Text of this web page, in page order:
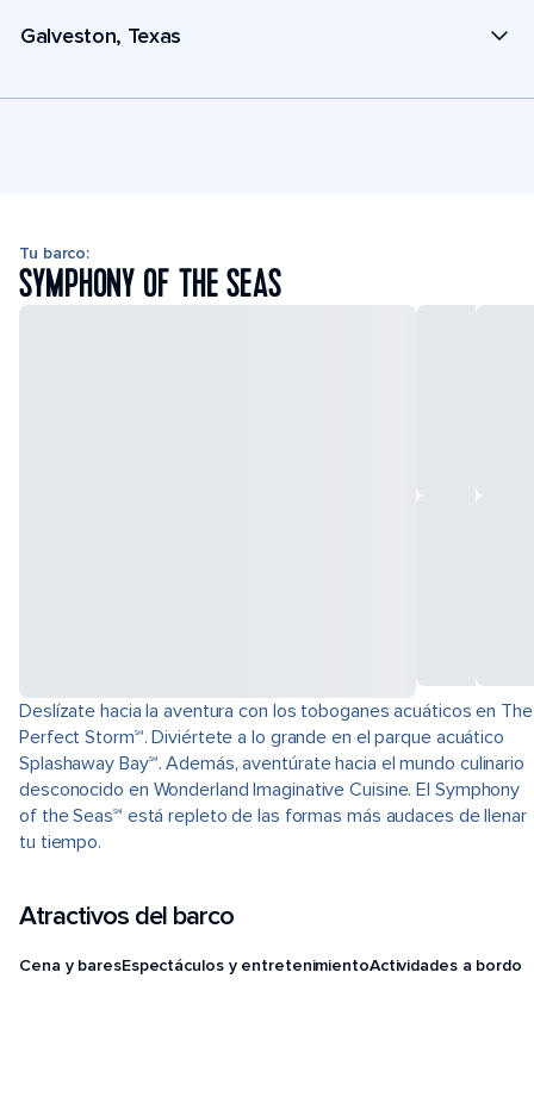
Galveston, Texas
Tu barco:
SYMPHONY OF THE SEAS
Deslízate hacia la aventura con los toboganes acuáticos en The
Perfect Storm℠. Diviértete a lo grande en el parque acuático
Splashaway Bay℠. Además, aventúrate hacia el mundo culinario
desconocido en Wonderland Imaginative Cuisine. El Symphony
of the Seas℠ está repleto de las formas más audaces de llenar
tu tiempo.
Atractivos del barco
Cena y baresEspectáculos y entretenimientoActividades a bordo